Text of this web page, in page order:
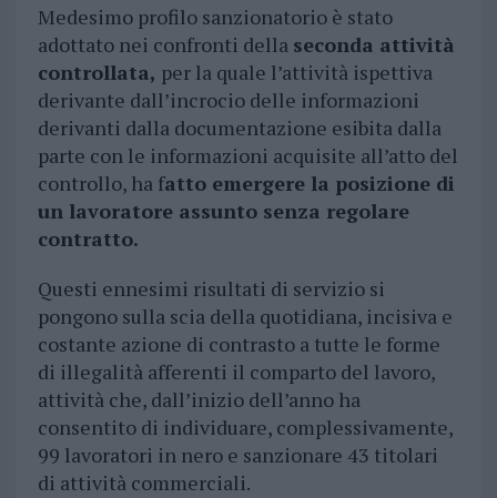
Medesimo profilo sanzionatorio è stato
adottato nei confronti della seconda attività
controllata, per la quale l’attività ispettiva
derivante dall’incrocio delle informazioni
derivanti dalla documentazione esibita dalla
parte con le informazioni acquisite all’atto del
controllo, ha fatto emergere la posizione di
un lavoratore assunto senza regolare
contratto.
Questi ennesimi risultati di servizio si
pongono sulla scia della quotidiana, incisiva e
costante azione di contrasto a tutte le forme
di illegalità afferenti il comparto del lavoro,
attività che, dall’inizio dell’anno ha
consentito di individuare, complessivamente,
99 lavoratori in nero e sanzionare 43 titolari
di attività commerciali.